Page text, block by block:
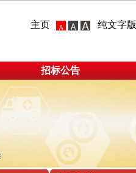
主页 纯文字版
招标公告